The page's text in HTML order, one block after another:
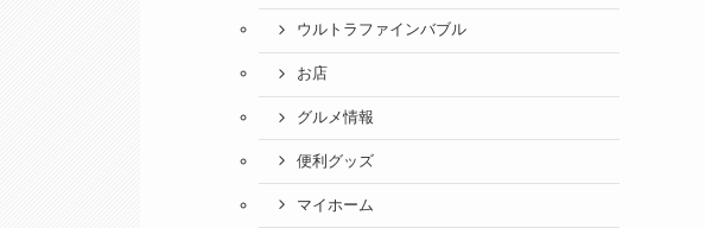
ウルトラファインバブル
お店
グルメ情報
便利グッズ
マイホーム